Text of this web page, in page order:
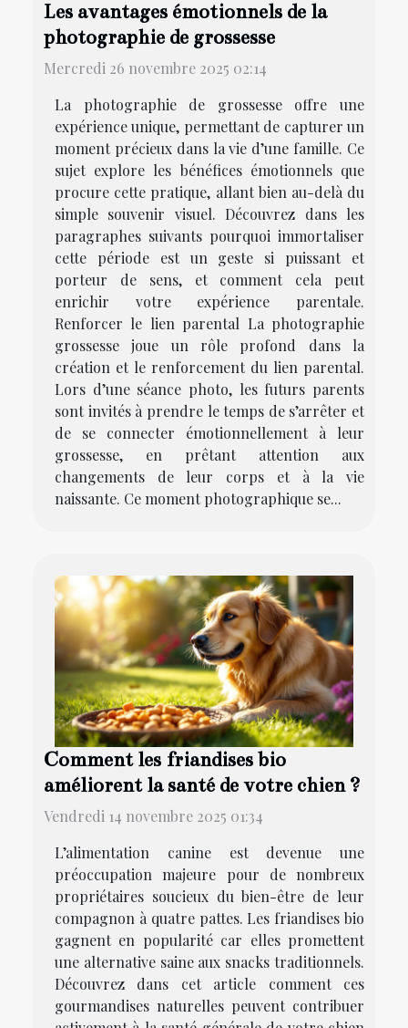
Les avantages émotionnels de la
photographie de grossesse
Mercredi 26 novembre 2025 02:14
La photographie de grossesse offre une
expérience unique, permettant de capturer un
moment précieux dans la vie d’une famille. Ce
sujet explore les bénéfices émotionnels que
procure cette pratique, allant bien au-delà du
simple souvenir visuel. Découvrez dans les
paragraphes suivants pourquoi immortaliser
cette période est un geste si puissant et
porteur de sens, et comment cela peut
enrichir votre expérience parentale.
Renforcer le lien parental La photographie
grossesse joue un rôle profond dans la
création et le renforcement du lien parental.
Lors d’une séance photo, les futurs parents
sont invités à prendre le temps de s’arrêter et
de se connecter émotionnellement à leur
grossesse, en prêtant attention aux
changements de leur corps et à la vie
naissante. Ce moment photographique se...
Comment les friandises bio
améliorent la santé de votre chien ?
Vendredi 14 novembre 2025 01:34
L’alimentation canine est devenue une
préoccupation majeure pour de nombreux
propriétaires soucieux du bien-être de leur
compagnon à quatre pattes. Les friandises bio
gagnent en popularité car elles promettent
une alternative saine aux snacks traditionnels.
Découvrez dans cet article comment ces
gourmandises naturelles peuvent contribuer